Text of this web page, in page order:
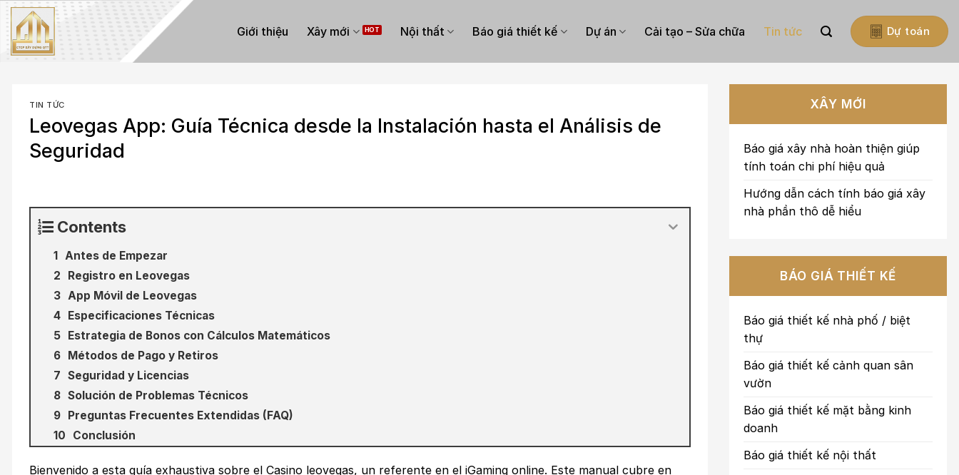
Skip
to
content
Giới thiệu Xây mới Nội thất Báo giá thiết kế Dự án Cải tạo – Sửa chữa Tin tức Dự toán
TIN TỨC
Leovegas App: Guía Técnica desde la Instalación hasta el Análisis de
Seguridad
Contents
Antes de Empezar
Registro en Leovegas
App Móvil de Leovegas
Especificaciones Técnicas
Estrategia de Bonos con Cálculos Matemáticos
Métodos de Pago y Retiros
Seguridad y Licencias
Solución de Problemas Técnicos
Preguntas Frecuentes Extendidas (FAQ)
Conclusión
Bienvenido a esta guía exhaustiva sobre el Casino leovegas, un referente en el iGaming online. Este manual cubre en
XÂY MỚI
Báo giá xây nhà hoàn thiện giúp
tính toán chi phí hiệu quả
Hướng dẫn cách tính báo giá xây
nhà phần thô dễ hiểu
BÁO GIÁ THIẾT KẾ
Báo giá thiết kế nhà phố / biệt
thự
Báo giá thiết kế cảnh quan sân
vườn
Báo giá thiết kế mặt bằng kinh
doanh
Báo giá thiết kế nội thất